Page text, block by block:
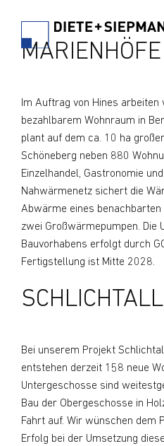
MARIENHÖFE
Im Auftrag von Hines
bezahlbarem Wohnraum in
plant auf dem ca. 10 ha
Schöneberg neben 880
Einzelhandel, Gastronomie
Nahwärmenetz sichert die
Abwärme eines
zwei Großwärmepumpen. Die
Bauvorhabens erfolgt durch
Fertigstellung ist Mitte 2028.
Bei unserem Projekt
entstehen derzeit 158 neue
Untergeschosse sind
Bau der Obergeschosse in
Fahrt auf. Wir wünschen dem
Erfolg bei der Umsetzung